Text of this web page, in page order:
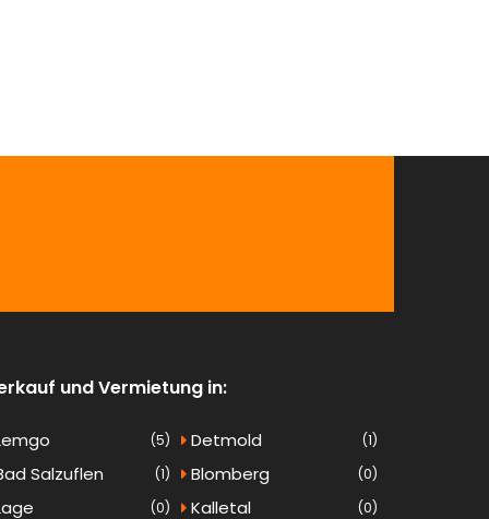
und Vermietung in:
(5) Detmold (1)
Salzuflen (1) Blomberg (0)
(0) Kalletal (0)